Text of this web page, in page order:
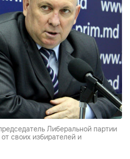
Либеральной партии
своих избирателей и